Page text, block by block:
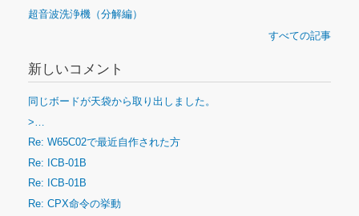
超音波洗浄機（分解編）
すべての記事
新しいコメント
同じボードが天袋から取り出しました。
>…
Re: W65C02で最近自作された方
Re: ICB-01B
Re: ICB-01B
Re: CPX命令の挙動